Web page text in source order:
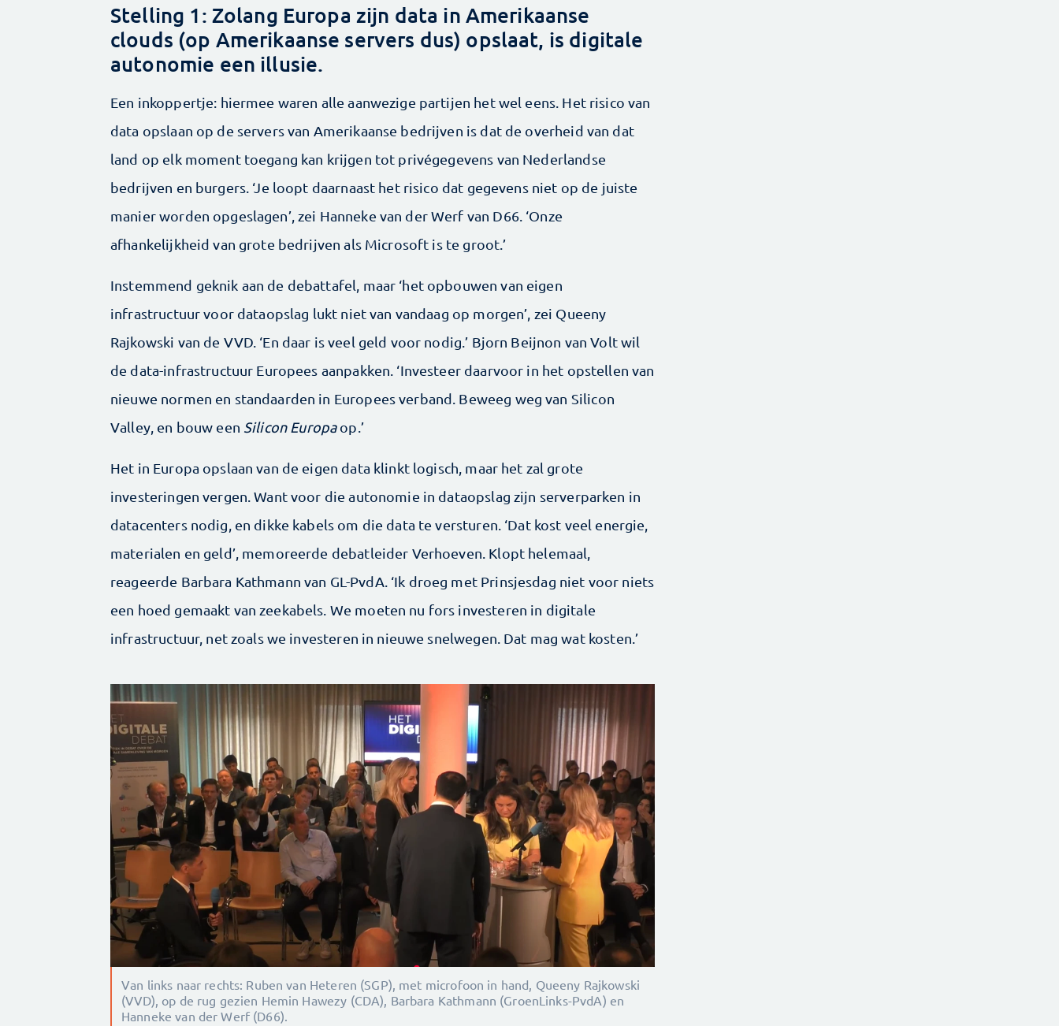
Stelling 1: Zolang Europa zijn data in Amerikaanse
clouds (op Amerikaanse servers dus) opslaat, is digitale
autonomie een illusie.
Een inkoppertje: hiermee waren alle aanwezige partijen het wel eens. Het risico van
data opslaan op de servers van Amerikaanse bedrijven is dat de overheid van dat
land op elk moment toegang kan krijgen tot privégegevens van Nederlandse
bedrijven en burgers. ‘Je loopt daarnaast het risico dat gegevens niet op de juiste
manier worden opgeslagen’, zei Hanneke van der Werf van D66. ‘Onze
afhankelijkheid van grote bedrijven als Microsoft is te groot.’
Instemmend geknik aan de debattafel, maar ‘het opbouwen van eigen
infrastructuur voor dataopslag lukt niet van vandaag op morgen’, zei Queeny
Rajkowski van de VVD. ‘En daar is veel geld voor nodig.’ Bjorn Beijnon van Volt wil
de data-infrastructuur Europees aanpakken. ‘Investeer daarvoor in het opstellen van
nieuwe normen en standaarden in Europees verband. Beweeg weg van Silicon
Valley, en bouw een Silicon Europaop.’
Het in Europa opslaan van de eigen data klinkt logisch, maar het zal grote
investeringen vergen. Want voor die autonomie in dataopslag zijn serverparken in
datacenters nodig, en dikke kabels om die data te versturen. ‘Dat kost veel energie,
materialen en geld’, memoreerde debatleider Verhoeven. Klopt helemaal,
reageerde Barbara Kathmann van GL-PvdA. ‘Ik droeg met Prinsjesdag niet voor niets
een hoed gemaakt van zeekabels. We moeten nu fors investeren in digitale
infrastructuur, net zoals we investeren in nieuwe snelwegen. Dat mag wat kosten.’
Van links naar rechts: Ruben van Heteren (SGP), met microfoon in hand, Queeny Rajkowski
(VVD), op de rug gezien Hemin Hawezy (CDA), Barbara Kathmann (GroenLinks-PvdA) en
Hanneke van der Werf (D66).